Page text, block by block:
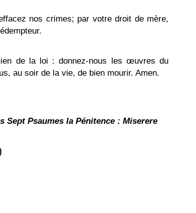
nos crimes; par votre droit de mère,
de la loi : donnez-nous les œuvres du
au soir de la vie, de bien mourir. Amen.
Sept Psaumes la Pénitence : Miserere